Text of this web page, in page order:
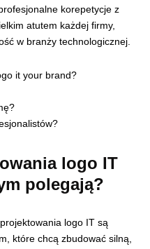
korepetycje z
atutem każdej firmy,
w branży technologicznej.
it your brand?
logo IT
polegają?
logo IT są
które chcą zbudować silną,